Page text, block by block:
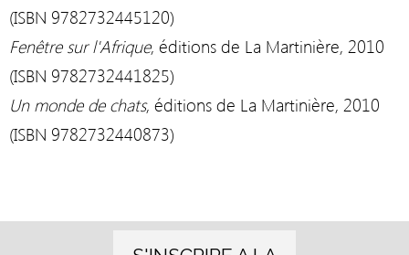
(ISBN 9782732445120)
Fenêtre sur l'Afrique, éditions de La Martinière, 2010
(ISBN 9782732441825)
Un monde de chats, éditions de La Martinière, 2010
(ISBN 9782732440873)